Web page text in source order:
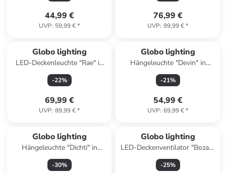
44,99 €
UVP: 59,99 €*
76,99 €
UVP: 99,99 €*
Globo lighting
LED-Deckenleuchte "Rae" in
Schwarz - (B)33 x (H)12 x
(T)7,2 cm
-22%
69,99 €
UVP: 89,99 €*
Globo lighting
Hängeleuchte "Devin" in
Schwarz - Ø 15 cm
-21%
54,99 €
UVP: 69,99 €*
Globo lighting
Hängeleuchte "Dichti" in
Schwarz/ Gold - (B)84 x
(H)150 x (T)18 cm
-30%
Globo lighting
LED-Deckenventilator "Bozan"
in Schwarz - (H)13,5 x Ø 50
cm
-25%